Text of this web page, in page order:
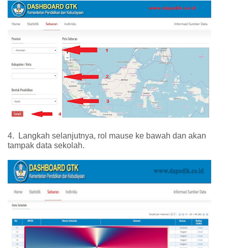
4.
Langkah selanjutnya, rol mause ke bawah dan akan
tampak data sekolah.